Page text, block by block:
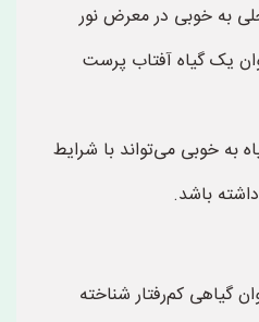
به خوبی در معرض نور
یک گیاه آفتاب پرست
به خوبی می‌تواند با شرایط
باشد.
گیاهی کم‌رفتار شناخته